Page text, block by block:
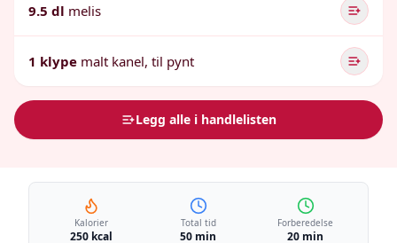
9.5 dl melis
1 klype malt kanel, til pynt
Legg alle i handlelisten
Kalorier
250 kcal
Total tid
50 min
Forberedelse
20 min